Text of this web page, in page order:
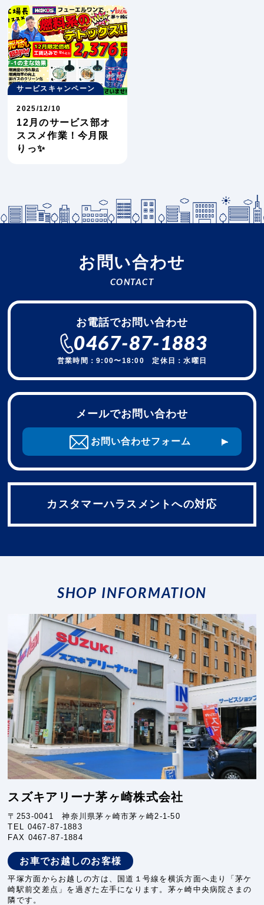
サービスキャンペーン
2025/12/10
12月のサービス部オ
ススメ作業！今月限
りっ✨
お問い合わせ
CONTACT
お電話でお問い合わせ
0467-87-1883
営業時間：9:00〜18:00 定休日：水曜日
メールでお問い合わせ
お問い合わせフォーム
カスタマーハラスメントへの対応
SHOP INFORMATION
スズキアリーナ茅ヶ崎株式会社
〒253-0041 神奈川県茅ヶ崎市茅ヶ崎2-1-50
TEL 0467-87-1883
FAX 0467-87-1884
お車でお越しのお客様
平塚方面からお越しの方は、国道１号線を横浜方面へ走り「茅ケ
崎駅前交差点」を過ぎた左手になります。茅ヶ崎中央病院さまの
隣です。